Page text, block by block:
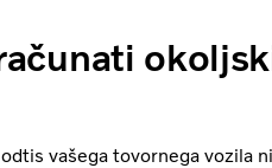
vašega tovornega vozila